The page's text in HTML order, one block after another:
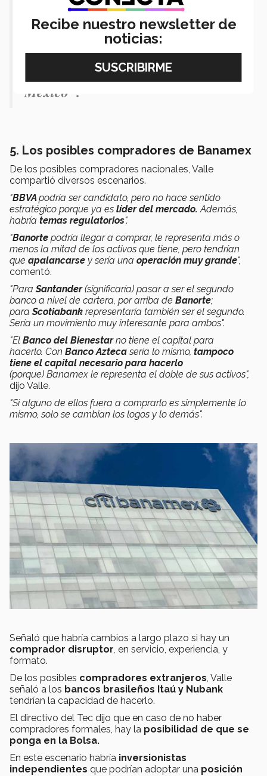
"Esa es la buena noticia para el país,
y que debe de dejar tranquilos a los
clientes de Citibanamex, es que Citi
no está dejando de apostar en
México".
5. Los posibles compradores de Banamex
De los posibles compradores nacionales, Valle
compartió diversos escenarios.
"BBVApodría ser candidato, pero no hace sentido
estratégico porque ya es líder del mercado.Además,
habría temas regulatorios".
"Banorte podría llegar a comprar, le representa más o
menos la mitad de los activos que tiene, pero tendrían
que apalancarse y sería una operación muy grande",
comentó.
"ParaSantander(significaría) pasar a ser el segundo
banco a nivel de cartera, por arriba de Banorte;
paraScotiabank representaría también ser el segundo.
Sería un movimiento muy interesante para ambos".
"El Banco del Bienestarno tiene el capital para
hacerlo. Con Banco Aztecasería lo mismo, tampoco
tiene el capital necesario para hacerlo
(porque) Banamex le representa el doble de sus activos",
dijo Valle.
"Si alguno de ellos fuera a comprarlo es simplemente lo
mismo, solo se cambian los logos y lo demás".
Señaló que habría cambios a largo plazo si hay un
comprador disruptor en servicio, experiencia, y
formato.
De los posibles compradores extranjeros , Valle
señaló a los bancos brasileños Itaú y Nubank
tendrían la capacidad de hacerlo.
El directivo del Tec dijo que en caso de no haber
compradores formales, hay la posibilidad de que se
ponga en la Bolsa.
En este escenario habría inversionistas
independientes que podrían adoptar una posición
Recibe nuestro newsletter de
noticias: